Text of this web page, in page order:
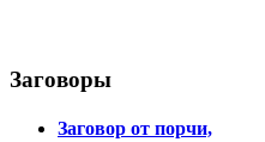
Заговоры
Заговор от порчи,